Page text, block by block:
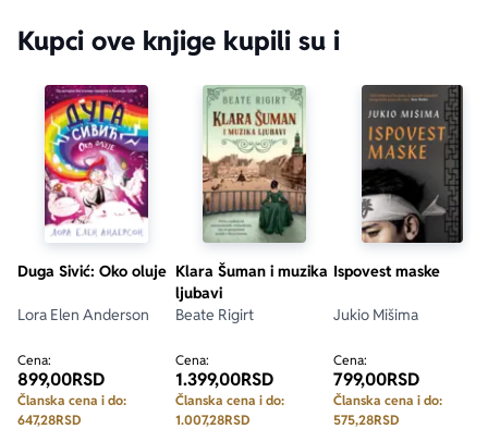
Kupci ove knjige kupili su i
Duga Sivić: Oko oluje
Lora Elen Anderson
Cena:
899,00RSD
Članska cena i do:
647,28RSD
Klara Šuman i muzika
ljubavi
Beate Rigirt
Cena:
1.399,00RSD
Članska cena i do:
1.007,28RSD
Ispovest maske
Jukio Mišima
Cena:
799,00RSD
Članska cena i do:
575,28RSD